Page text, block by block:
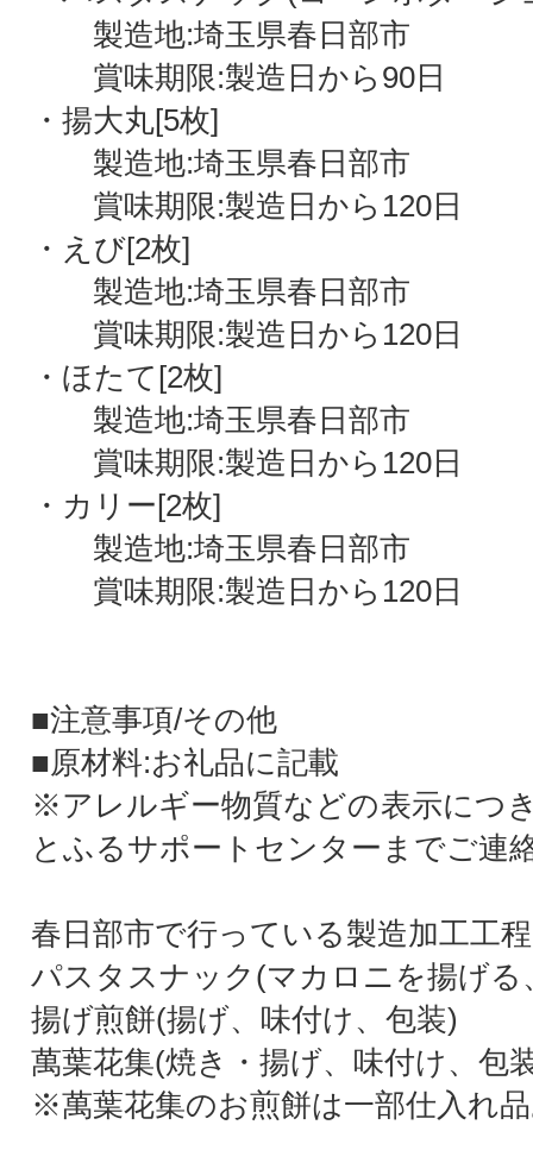
製造地:埼玉県春日部市
賞味期限:製造日から90日
・揚大丸[5枚]
製造地:埼玉県春日部市
賞味期限:製造日から120日
・えび[2枚]
製造地:埼玉県春日部市
賞味期限:製造日から120日
・ほたて[2枚]
製造地:埼玉県春日部市
賞味期限:製造日から120日
・カリー[2枚]
製造地:埼玉県春日部市
賞味期限:製造日から120日
■注意事項/その他
■原材料:お礼品に記載
※アレルギー物質などの表示につ
とふるサポートセンターまでご連
春日部市で行っている製造加工工
パスタスナック(マカロニを揚げる
揚げ煎餅(揚げ、味付け、包装)
萬葉花集(焼き・揚げ、味付け、包
※萬葉花集のお煎餅は一部仕入れ